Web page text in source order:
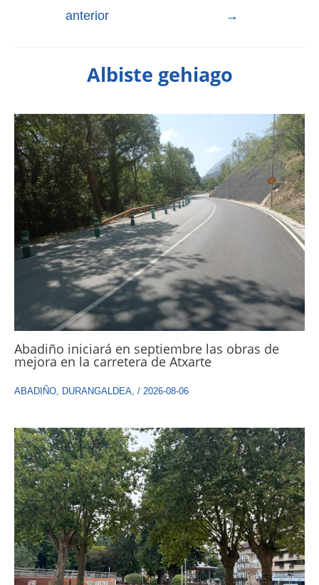
anterior
→
Albiste gehiago
Abadiño iniciará en septiembre las obras de
mejora en la carretera de Atxarte
ABADIÑO, DURANGALDEA, / 2026-08-06